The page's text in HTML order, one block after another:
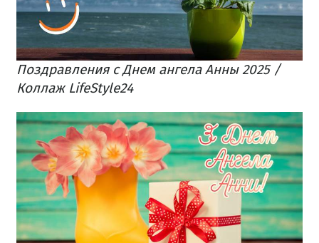
Поздравления с Днем ангела Анны 2025 /
Коллаж LifeStyle24